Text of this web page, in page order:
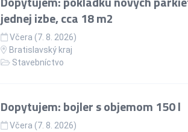
jednej izbe, cca 18 m2
Včera (7. 8. 2026)
Bratislavský kraj
Stavebníctvo
Dopytujem: bojler s objemom 150 l
Včera (7. 8. 2026)